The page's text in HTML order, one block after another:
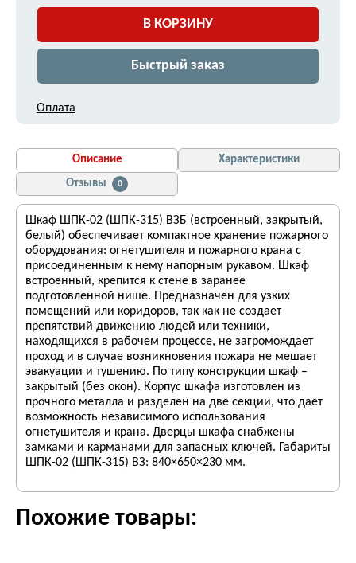
В КОРЗИНУ
Быстрый заказ
Оплата
Описание
Характеристики
Отзывы
0
Шкаф ШПК-02 (ШПК-315) ВЗБ (встроенный, закрытый,
белый) обеспечивает компактное хранение пожарного
оборудования: огнетушителя и пожарного крана с
присоединенным к нему напорным рукавом. Шкаф
встроенный, крепится к стене в заранее
подготовленной нише. Предназначен для узких
помещений или коридоров, так как не создает
препятствий движению людей или техники,
находящихся в рабочем процессе, не загромождает
проход и в случае возникновения пожара не мешает
эвакуации и тушению. По типу конструкции шкаф –
закрытый (без окон). Корпус шкафа изготовлен из
прочного металла и разделен на две секции, что дает
возможность независимого использования
огнетушителя и крана. Дверцы шкафа снабжены
замками и карманами для запасных ключей. Габариты
ШПК-02 (ШПК-315) ВЗ: 840×650×230 мм.
Похожие товары: